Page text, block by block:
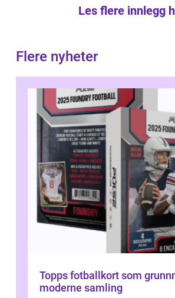
Les flere innlegg
Flere nyheter
Topps fotballkort som
moderne samling